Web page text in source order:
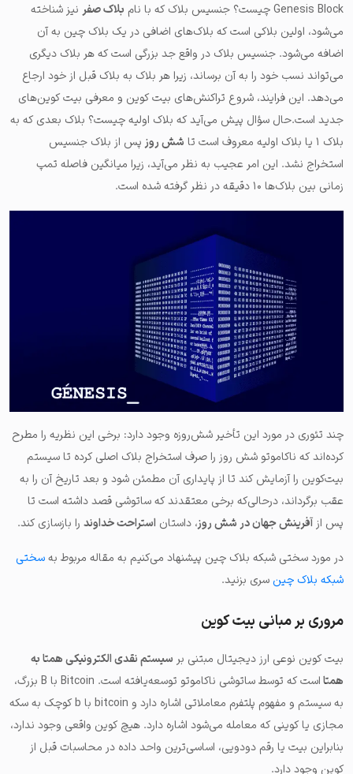
Genesis Block چیست؟ جنسیس بلاک که با نام بلاک صفر نیز شناخته
می‌شود، اولین بلاکی است که بلاک‌های اضافی در یک بلاک چین به آن
اضافه می‌شود. جنسیس بلاک در واقع جد بزرگی است که هر بلاک دیگری
می‌تواند نسب خود را به آن برساند، زیرا هر بلاک به بلاک قبل از خود ارجاع
می‌دهد. این فرایند، شروع تراکنش‌های بیت کوین و معرفی بیت کوین‌های
جدید است.حال سؤال پیش می‌آید که بلاک اولیه چیست؟ بلاک بعدی که به
بلاک ۱ یا بلاک اولیه معروف است تا
شش روز پس از بلاک جنسیس
استخراج نشد. این امر عجیب به نظر می‌آید، زیرا میانگین فاصله تمپ
زمانی بین بلاک‌ها ۱۰ دقیقه در نظر گرفته شده است.
چند تئوری در مورد این تأخیر شش‌روزه وجود دارد: برخی این نظریه را مطرح
کرده‌اند که ناکاموتو شش روز را صرف استخراج بلاک اصلی کرده تا سیستم
بیت‌کوین را آزمایش کند تا از پایداری آن مطمئن شود و بعد تاریخ آن را به
عقب برگرداند، درحالی‌که برخی معتقدند که ساتوشی قصد داشته است تا
پس ازآفرینش جهان در شش روز، داستان استراحت خداوند را بازسازی کند.
در مورد سختی شبکه بلاک چین پیشنهاد می‌کنیم به مقاله مربوط بهسختی
شبکه بلاک چین سری بزنید.
مروری بر مبانی بیت کوین
بیت کوین نوعی ارز دیجیتال مبتنی بر سیستم نقدی الکترونیکی همتا به
همتا
است که توسط ساتوشی ناکاموتو توسعه‌یافته است. Bitcoin با B بزرگ،
به سیستم و مفهوم پلتفرم معاملاتی اشاره دارد و bitcoin با b کوچک به سکه
مجازی یا کوینی که معامله می‌شود اشاره دارد. هیچ کوین واقعی وجود ندارد،
بنابراین بیت یا رقم دودویی، اساسی‌ترین واحد داده در محاسبات قبل از
کوین وجود دارد.